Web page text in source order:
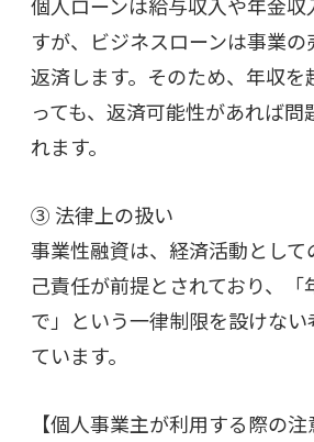
すが、ビジネスローンは事業の
返済します。そのため、年収を
っても、返済可能性があれば問
れます。
③ 法律上の扱い
事業性融資は、経済活動として
己責任が前提とされており、
で」という一律制限を設けな
ています。
【個人事業主が利用する際の注